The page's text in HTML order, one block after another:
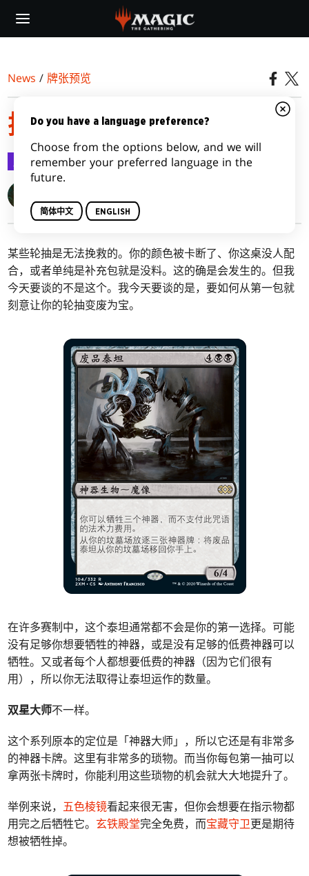
main
News / 牌张预览
挽救你的2XM轮抽
牌张预览 2020-07-24
某些轮抽是无法挽救的。你的颜色被卡断了、你这桌没人配
合，或者单纯是补充包就是没料。这的确是会发生的。但我
今天要谈的不是这个。我今天要谈的是，要如何从第一包就
刻意让你的轮抽变废为宝。
在许多赛制中，这个泰坦通常都不会是你的第一选择。可能
没有足够你想要牺牲的神器，或是没有足够的低费神器可以
牺牲。又或者每个人都想要低费的神器（因为它们很有
用），所以你无法取得让泰坦运作的数量。
双星大师不一样。
这个系列原本的定位是「神器大师」，所以它还是有非常多
的神器卡牌。这里有非常多的琐物。而当你每包第一抽可以
拿两张卡牌时，你能利用这些琐物的机会就大大地提升了。
举例来说， 五色棱镜看起来很无害，但你会想要在指示物都
用完之后牺牲它。 玄铁殿堂完全免费，而宝藏守卫更是期待
想被牺牲掉。
Do you have a language preference?
Choose from the options below, and we will
remember your preferred language in the
future.
简体中文 ENGLISH